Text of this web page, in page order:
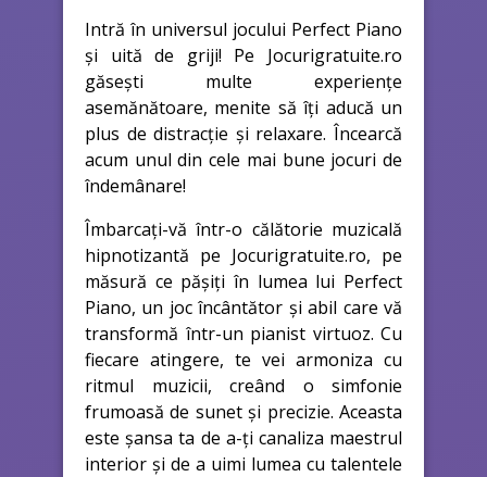
Intră în universul jocului Perfect Piano
și uită de griji! Pe Jocurigratuite.ro
găsești multe experiențe
asemănătoare, menite să îți aducă un
plus de distracție și relaxare. Încearcă
acum unul din cele mai bune jocuri de
îndemânare!
Îmbarcați-vă într-o călătorie muzicală
hipnotizantă pe Jocurigratuite.ro, pe
măsură ce pășiți în lumea lui Perfect
Piano, un joc încântător și abil care vă
transformă într-un pianist virtuoz. Cu
fiecare atingere, te vei armoniza cu
ritmul muzicii, creând o simfonie
frumoasă de sunet și precizie. Aceasta
este șansa ta de a-ți canaliza maestrul
interior și de a uimi lumea cu talentele